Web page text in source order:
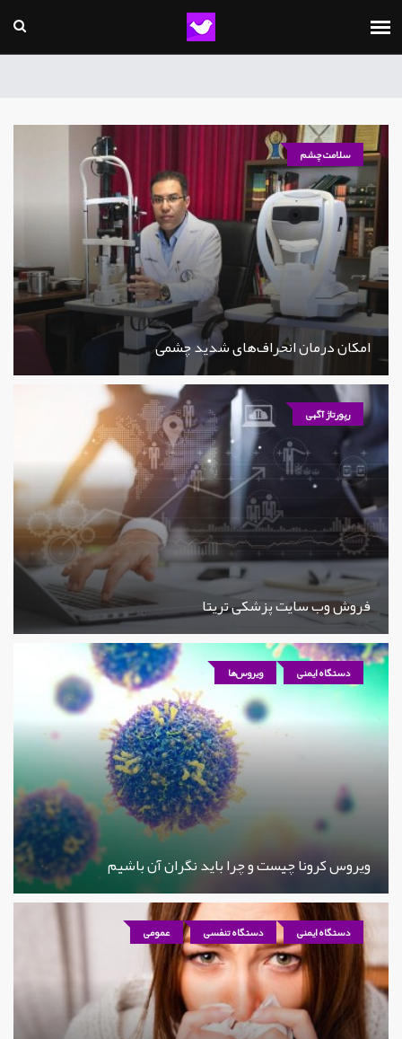
سلامت چشم
امکان درمان انحراف‌های شدید چشمی
رپورتاژ آگهی
فروش وب سایت پزشکی تریتا
دستگاه ایمنی ویروس‌ها
ویروس کرونا چیست و چرا باید نگران آن باشیم
دستگاه ایمنی دستگاه تنفسی عمومی